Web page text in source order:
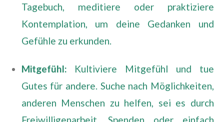
Tagebuch, meditiere oder praktiziere
Kontemplation, um deine Gedanken und
Gefühle zu erkunden.
Mitgefühl: Kultiviere Mitgefühl und tue
Gutes für andere. Suche nach Möglichkeiten,
anderen Menschen zu helfen, sei es durch